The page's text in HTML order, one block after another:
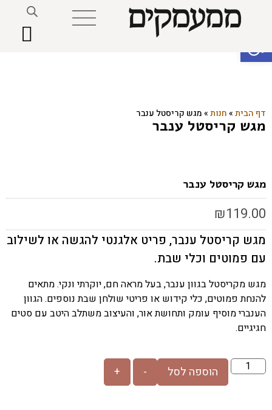
פתח סרגל נגישות
דף הבית»חנות»מגש קריסטל ענבר
מגש קריסטל ענבר
מגש קריסטל ענבר
₪119.00
מגש קריסטל ענבר, פריט אלגנטי להגשה או לשילוב
עם פמוטים וכלי שבת.
מגש מקריסטל בגוון ענבר, בעל מראה חם, יוקרתי ונקי. מתאים
להנחת פמוטים, כלי קידוש או פריטי שולחן שבת נוספים. הגוון
הענברי מוסיף עומק ותחושת אור, והעיצוב משתלב היטב עם סטים
חגיגיים.
-
+ הוספה לסל